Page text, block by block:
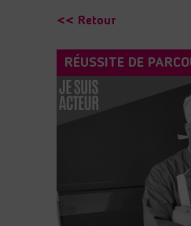
<< Retour
RÉUSSITE DE